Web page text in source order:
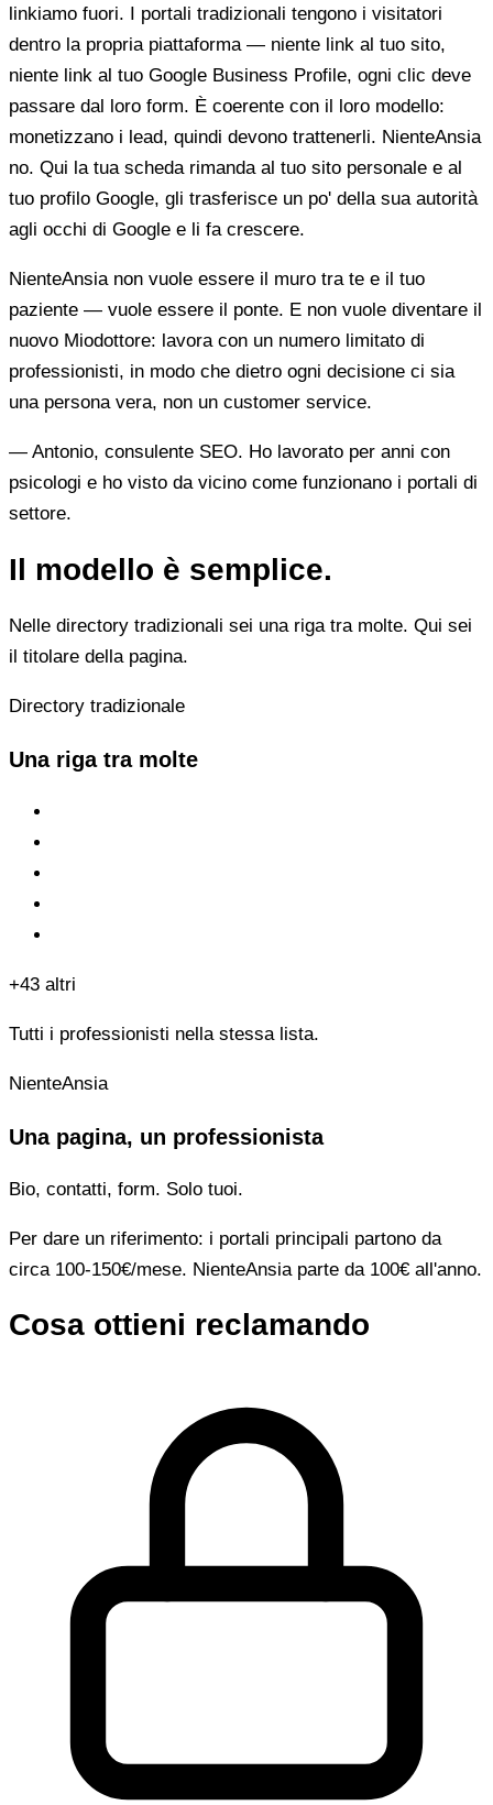
linkiamo fuori. I portali tradizionali tengono i visitatori
dentro la propria piattaforma — niente link al tuo sito,
niente link al tuo Google Business Profile, ogni clic deve
passare dal loro form. È coerente con il loro modello:
monetizzano i lead, quindi devono trattenerli. NienteAnsia
no. Qui la tua scheda rimanda al tuo sito personale e al
tuo profilo Google, gli trasferisce un po' della sua autorità
agli occhi di Google e li fa crescere.
NienteAnsia non vuole essere il muro tra te e il tuo
paziente — vuole essere il ponte. E non vuole diventare il
nuovo Miodottore: lavora con un numero limitato di
professionisti, in modo che dietro ogni decisione ci sia
una persona vera, non un customer service.
— Antonio, consulente SEO. Ho lavorato per anni con
psicologi e ho visto da vicino come funzionano i portali di
settore.
Il modello è semplice.
Nelle directory tradizionali sei una riga tra molte. Qui sei
il titolare della pagina.
Directory tradizionale
Una riga tra molte
+43 altri
Tutti i professionisti nella stessa lista.
NienteAnsia
Una pagina, un professionista
Bio, contatti, form. Solo tuoi.
Per dare un riferimento: i portali principali partono da
circa 100-150€/mese. NienteAnsia parte da 100€ all'anno.
Cosa ottieni reclamando